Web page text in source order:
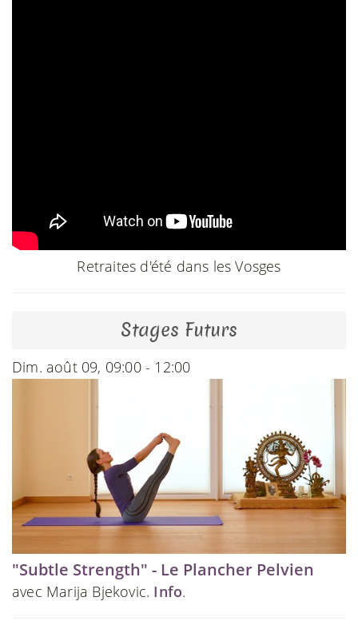
Retraites d'été dans les Vosges
Stages Futurs
Dim. août 09, 09:00 - 12:00
"Subtle Strength" - Le Plancher Pelvien
avec Marija Bjekovic. Info.